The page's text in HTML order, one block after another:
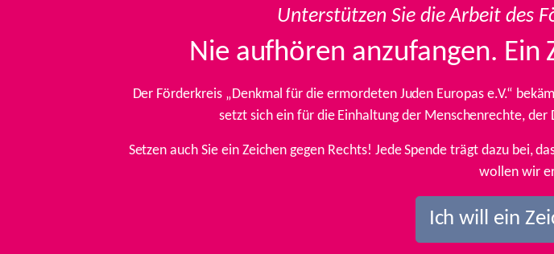
Unterstützen Sie die Arbeit des
Nie aufhören anzufangen. Ein
Der Förderkreis „Denkmal für die ermordeten Juden Europas e.V.“
setzt sich ein für die Einhaltung der Menschenrechte,
Setzen auch Sie ein Zeichen gegen Rechts! Jede Spende trägt dazu bei,
wollen wir
Ich will ein